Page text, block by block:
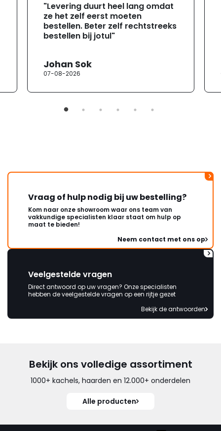
"Levering duurt heel lang omdat
ze het zelf eerst moeten
bestellen. Beter zelf rechtstreeks
bestellen bij jotul"
Johan Sok
07-08-2026
Vraag of hulp nodig bij uw bestelling?
Kom naar onze showroom waar ons team van
vakkundige specialisten klaar staat om hulp op
maat te bieden!
Neem contact met ons op
Veelgestelde vragen
Direct antwoord op uw vragen? Onze specialisten
hebben de veelgestelde vragen op een rijtje gezet
Bekijk de antwoorden
Bekijk ons volledige assortiment
1000+ kachels, haarden en 12.000+ onderdelen
Alle producten